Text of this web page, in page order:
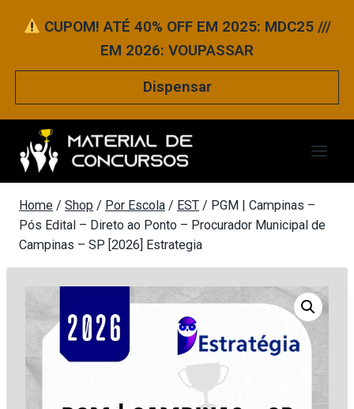
para
CUPOM! ATÉ 40% OFF EM 2025: MDC25 ///
EM 2026: VOUPASSAR
Dispensar
Home / Shop / Por Escola / EST / PGM | Campinas –
Pós Edital – Direto ao Ponto – Procurador Municipal de
Campinas – SP [2026] Estrategia